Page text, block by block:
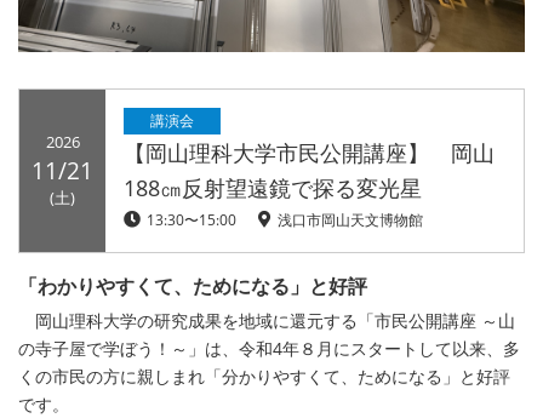
2026
11/21
(土)
講演会
【岡山理科大学市民公開講座】 岡山
188㎝反射望遠鏡で探る変光星
13:30〜15:00 浅口市岡山天文博物館
「わかりやすくて、ためになる」と好評
岡山理科大学の研究成果を地域に還元する「市民公開講座 ～山
の寺子屋で学ぼう！～」は、令和4年８月にスタートして以来、多
くの市民の方に親しまれ「分かりやすくて、ためになる」と好評
です。